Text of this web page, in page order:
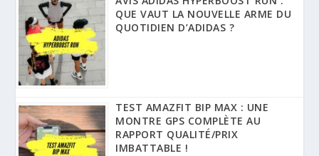
QUE VAUT LA NOUVELLE ARME DU
QUOTIDIEN D’ADIDAS ?
TEST AMAZFIT BIP MAX : UNE
MONTRE GPS COMPLÈTE AU
RAPPORT QUALITÉ/PRIX
IMBATTABLE !